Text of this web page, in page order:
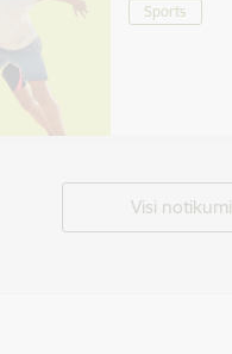
Sports
Visi notikumi